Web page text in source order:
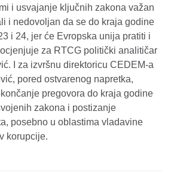
i usvajanje ključnih zakona važan
i nedovoljan da se do kraja godine
i 24, jer će Evropska unija pratiti i
za RTCG politički analitičar
I za izvršnu direktoricu CEDEM-a
pored ostvarenog napretka,
pregovora do kraja godine
zakona i postizanje
posebno u oblastima vladavine
korupcije.